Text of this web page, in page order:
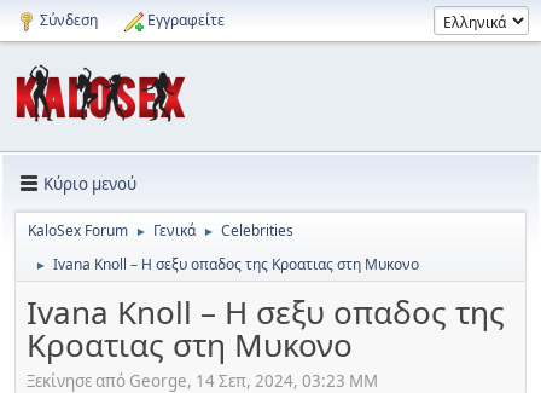
Σύνδεση Εγγραφείτε
Κύριο μενού
KaloSex Forum ► Γενικά ► Celebrities
► Ivana Knoll – Η σεξυ οπαδος της Κροατιας στη Μυκονο
Ivana Knoll – Η σεξυ οπαδος της
Κροατιας στη Μυκονο
Ξεκίνησε από George, 14 Σεπ, 2024, 03:23 ΜΜ